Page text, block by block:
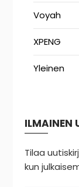
Voyah
XPENG
Yleinen
ILMAINEN
Tilaa
kun